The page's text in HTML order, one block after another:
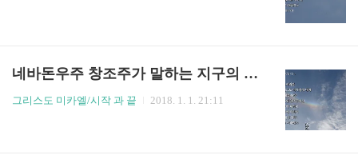
네바돈우주 창조주가 말하는 지구의 뒤집힌 진실
그리스도 미카엘/시작 과 끝 2018. 1. 1. 21:11